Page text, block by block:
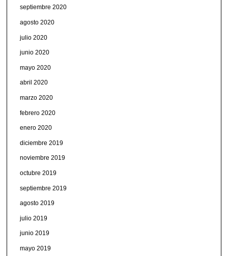
septiembre 2020
agosto 2020
julio 2020
junio 2020
mayo 2020
abril 2020
marzo 2020
febrero 2020
enero 2020
diciembre 2019
noviembre 2019
octubre 2019
septiembre 2019
agosto 2019
julio 2019
junio 2019
mayo 2019